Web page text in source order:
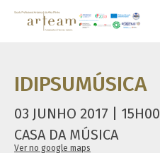
IDIPSUMÚSICA
03 JUNHO 2017 | 15H00
CASA DA MÚSICA
Ver no google maps